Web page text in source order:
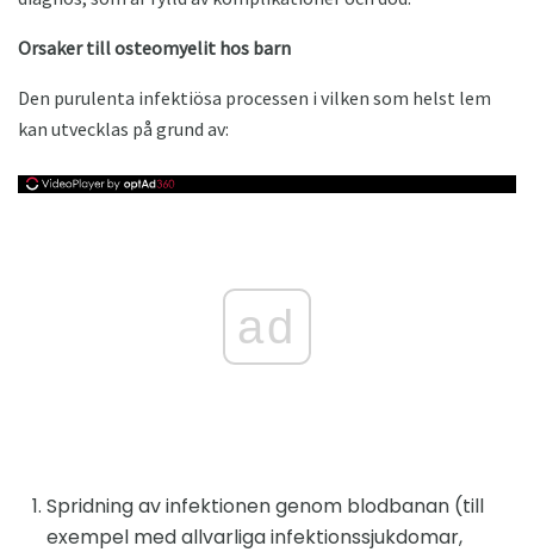
Orsaker till osteomyelit hos barn
Den purulenta infektiösa processen i vilken som helst lem
kan utvecklas på grund av:
ad
Spridning av infektionen genom blodbanan (till
exempel med allvarliga infektionssjukdomar,